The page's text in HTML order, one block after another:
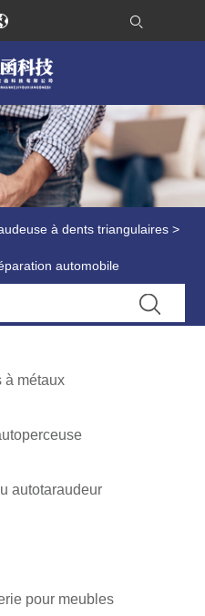
à dents triangulaires >
automobile
à métaux
autotaraudeur
pour meubles